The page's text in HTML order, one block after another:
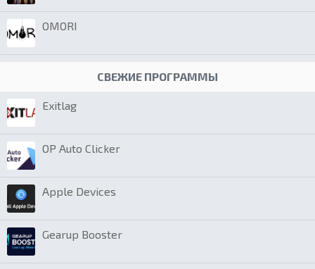
OMORI
СВЕЖИЕ ПРОГРАММЫ
Exitlag
OP Auto Clicker
Apple Devices
Gearup Booster